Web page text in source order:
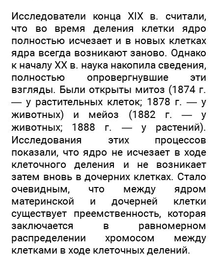
Исследователи конца XIX в. считали,
что во время деления клетки ядро
полностью исчезает и в новых клетках
ядра всегда возникают заново. Однако
к началу XX в. наука накопила сведения,
полностью опровергнувшие эти
взгляды. Были открыты митоз (1874 г.
— у растительных клеток; 1878 г. — у
животных) и мейоз (1882 г. — у
животных; 1888 г. — у растений).
Исследования этих процессов
показали, что ядро не исчезает в ходе
клеточного деления и не возникает
затем вновь в дочерних клетках. Стало
очевидным, что между ядром
материнской и дочерней клетки
существует преемственность, которая
заключается в равномерном
распределении хромосом между
клетками в ходе клеточных делений.